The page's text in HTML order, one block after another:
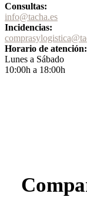
Consultas:
info@tacha.es
Incidencias:
Horario de atención:
Lunes a Sábado
10:00h a 18:00h